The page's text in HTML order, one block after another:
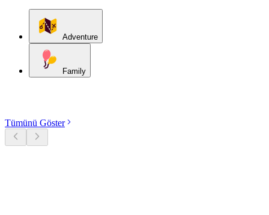
Adventure
Family
Tümünü Göster